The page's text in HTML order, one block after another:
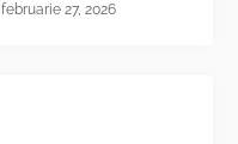
februarie 27, 2026